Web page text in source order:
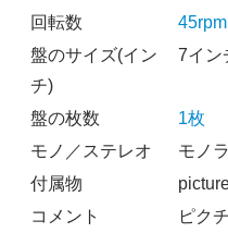
回転数
45rpm
盤のサイズ(イン
チ)
7イン
盤の枚数
1枚
モノ／ステレオ
モノ
付属物
コメント
ピク